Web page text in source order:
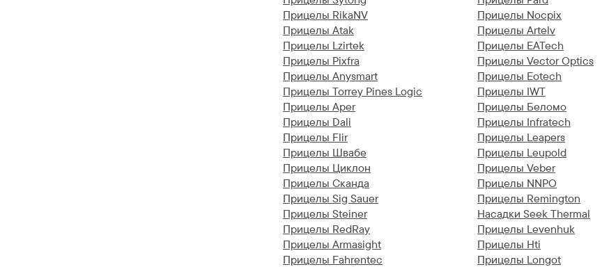
Прицелы RikaNV
Прицелы Atak
Прицелы Lzirtek
Прицелы Pixfra
Прицелы Anysmart
Прицелы Torrey Pines Logic
Прицелы Aper
Прицелы Dali
Прицелы Flir
Прицелы Швабе
Прицелы Циклон
Прицелы Сканда
Прицелы Sig Sauer
Прицелы Steiner
Прицелы RedRay
Прицелы Armasight
Прицелы Fahrentec
Прицелы Nocpix
Прицелы Artelv
Прицелы EATech
Прицелы Vector Optics
Прицелы Eotech
Прицелы IWT
Прицелы Беломо
Прицелы Infratech
Прицелы Leapers
Прицелы Leupold
Прицелы Veber
Прицелы NNPO
Прицелы Remington
Насадки Seek Thermal
Прицелы Levenhuk
Прицелы Hti
Прицелы Longot